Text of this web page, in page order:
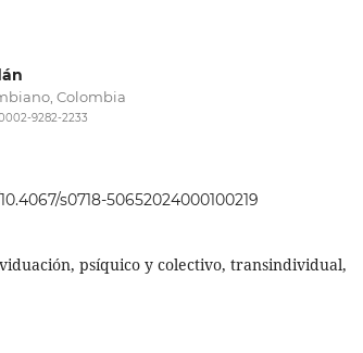
Colombia
9282-2233
s0718-50652024000100219
psíquico y colectivo, transindividual,